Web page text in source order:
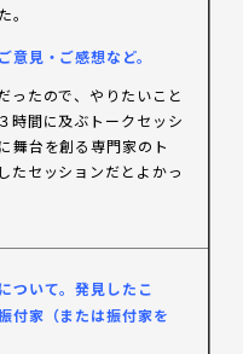
。
意見・ご感想など。
ったので、やりたいこと
時間に及ぶトークセッシ
舞台を創る専門家のト
たセッションだとよかっ
ついて。発見したこ
付家（または振付家を